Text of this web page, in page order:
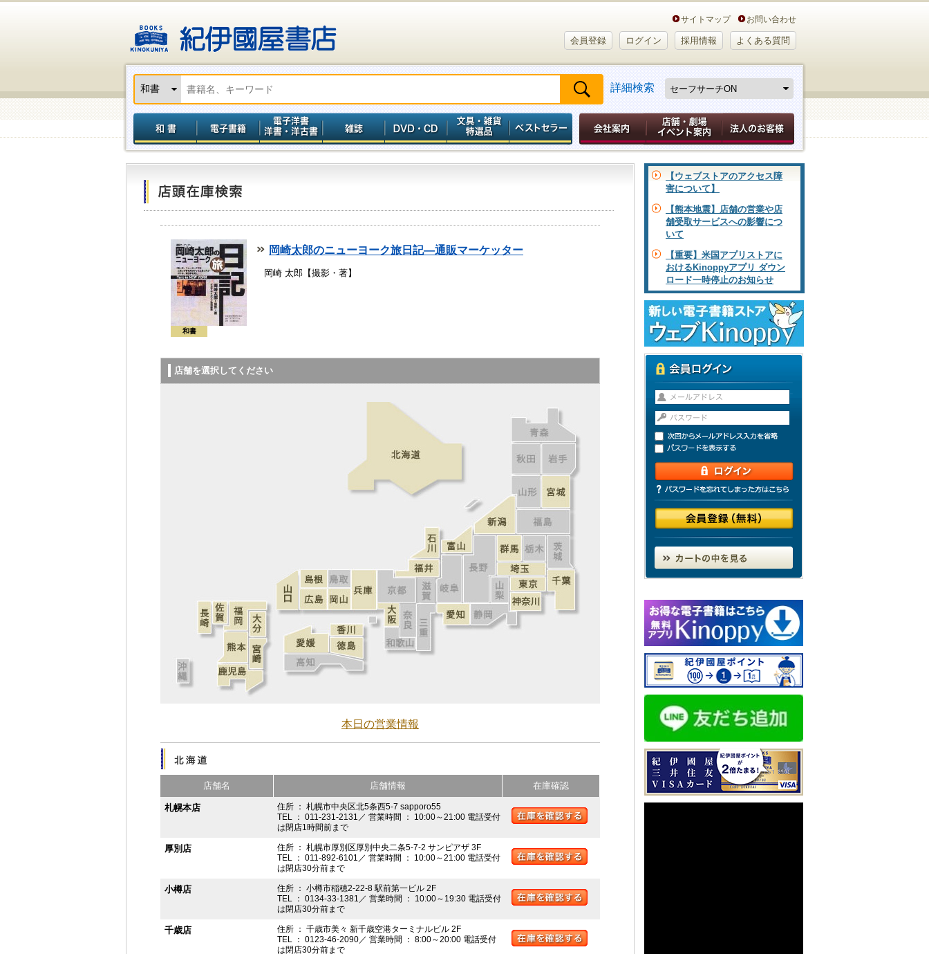
サイトマップ お問い合わせ
会員登録 ログイン 採用情報 よくある質問
詳細検索
和書
岡崎太郎のニューヨーク旅日記―通販マーケッター
岡崎 太郎【撮影・著】
店舗を選択してください
本日の営業情報
店舗名 店舗情報 在庫確認
札幌本店
住所 ： 札幌市中央区北5条西5-7 sapporo55
TEL ： 011-231-2131／ 営業時間 ： 10:00～21:00 電話受付
は閉店1時間前まで
厚別店
住所 ： 札幌市厚別区厚別中央二条5-7-2 サンピアザ 3F
TEL ： 011-892-6101／ 営業時間 ： 10:00～21:00 電話受付
は閉店30分前まで
小樽店
住所 ： 小樽市稲穂2-22-8 駅前第一ビル 2F
TEL ： 0134-33-1381／ 営業時間 ： 10:00～19:30 電話受付
は閉店30分前まで
千歳店
住所 ： 千歳市美々 新千歳空港ターミナルビル 2F
TEL ： 0123-46-2090／ 営業時間 ： 8:00～20:00 電話受付
は閉店30分前まで
【ウェブストアのアクセス障
害について】
【熊本地震】店舗の営業や店
舗受取サービスへの影響につ
いて
【重要】米国アプリストアに
おけるKinoppyアプリ ダウン
ロード一時停止のお知らせ